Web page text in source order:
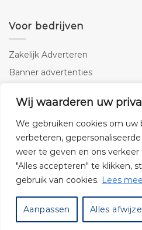
Wij waarderen uw
We gebruiken cookies om uw
verbeteren,
weer te geven en ons verkeer
"Alles accepteren" te klikken,
gebruik van cookies. Lees
Aanpassen Alles
Voor bedrijven
Zakelijk Adverteren
Banner advertenties
SEO copywriting
© 2026 -